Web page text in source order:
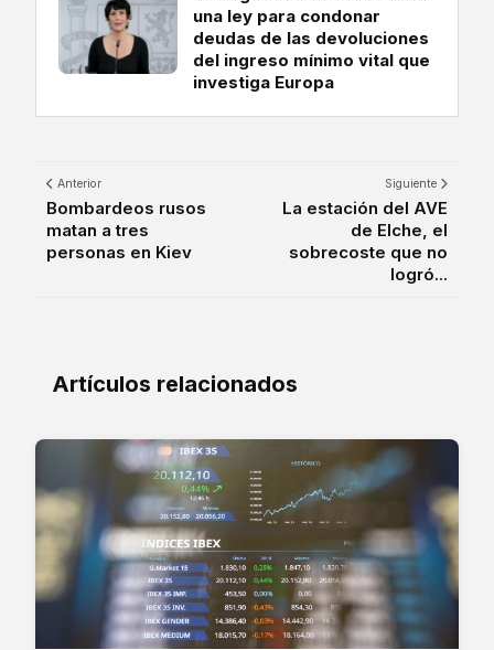
una ley para condonar
deudas de las devoluciones
del ingreso mínimo vital que
investiga Europa
Anterior
Bombardeos rusos
matan a tres
personas en Kiev
Siguiente
La estación del AVE
de Elche, el
sobrecoste que no
logró...
Artículos relacionados